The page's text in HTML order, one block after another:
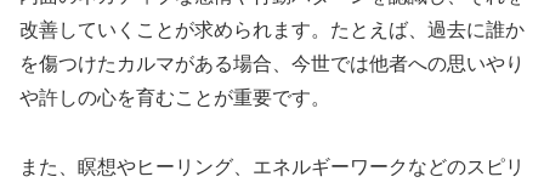
改善していくことが求められます。たとえば、過去に誰か
を傷つけたカルマがある場合、今世では他者への思いやり
や許しの心を育むことが重要です。
また、瞑想やヒーリング、エネルギーワークなどのスピリ